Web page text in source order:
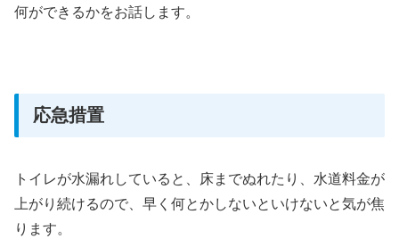
何ができるかをお話します。
応急措置
トイレが水漏れしていると、床までぬれたり、水道料金が
上がり続けるので、早く何とかしないといけないと気が焦
ります。